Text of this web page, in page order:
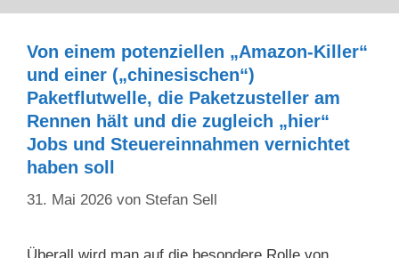
Von einem potenziellen „Amazon-Killer“
und einer („chinesischen“)
Paketflutwelle, die Paketzusteller am
Rennen hält und die zugleich „hier“
Jobs und Steuereinnahmen vernichtet
haben soll
31. Mai 2026 von Stefan Sell
Überall wird man auf die besondere Rolle von